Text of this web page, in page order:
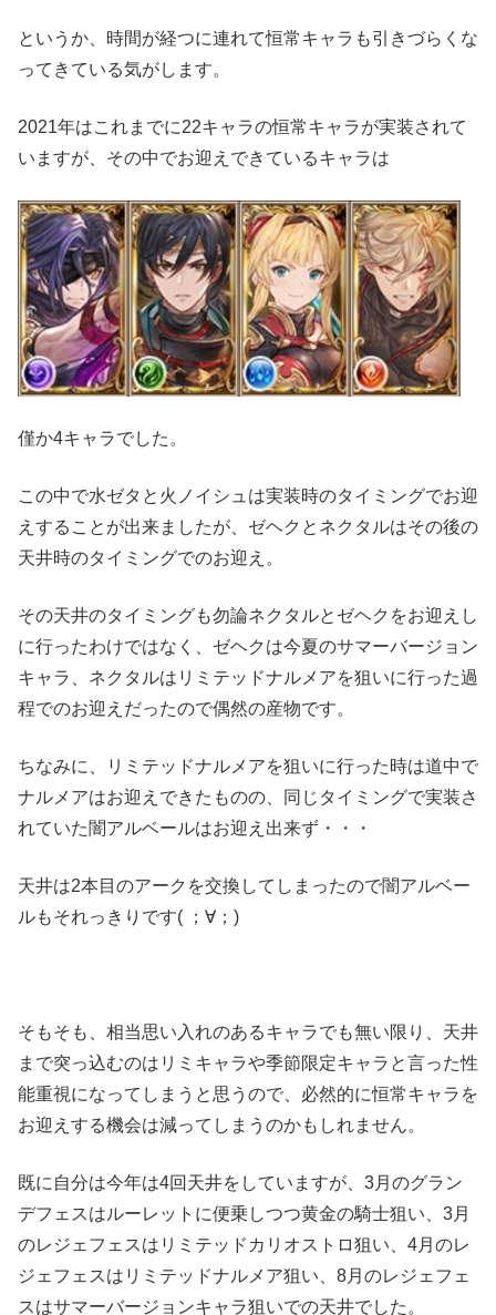
というか、時間が経つに連れて恒常キャラも引きづらくな
ってきている気がします。
2021年はこれまでに22キャラの恒常キャラが実装されて
いますが、その中でお迎えできているキャラは
僅か4キャラでした。
この中で水ゼタと火ノイシュは実装時のタイミングでお迎
えすることが出来ましたが、ゼヘクとネクタルはその後の
天井時のタイミングでのお迎え。
その天井のタイミングも勿論ネクタルとゼヘクをお迎えし
に行ったわけではなく、ゼヘクは今夏のサマーバージョン
キャラ、ネクタルはリミテッドナルメアを狙いに行った過
程でのお迎えだったので偶然の産物です。
ちなみに、リミテッドナルメアを狙いに行った時は道中で
ナルメアはお迎えできたものの、同じタイミングで実装さ
れていた闇アルベールはお迎え出来ず・・・
天井は2本目のアークを交換してしまったので闇アルベー
ルもそれっきりです( ；∀；)
そもそも、相当思い入れのあるキャラでも無い限り、天井
まで突っ込むのはリミキャラや季節限定キャラと言った性
能重視になってしまうと思うので、必然的に恒常キャラを
お迎えする機会は減ってしまうのかもしれません。
既に自分は今年は4回天井をしていますが、3月のグラン
デフェスはルーレットに便乗しつつ黄金の騎士狙い、3月
のレジェフェスはリミテッドカリオストロ狙い、4月のレ
ジェフェスはリミテッドナルメア狙い、8月のレジェフェ
スはサマーバージョンキャラ狙いでの天井でした。